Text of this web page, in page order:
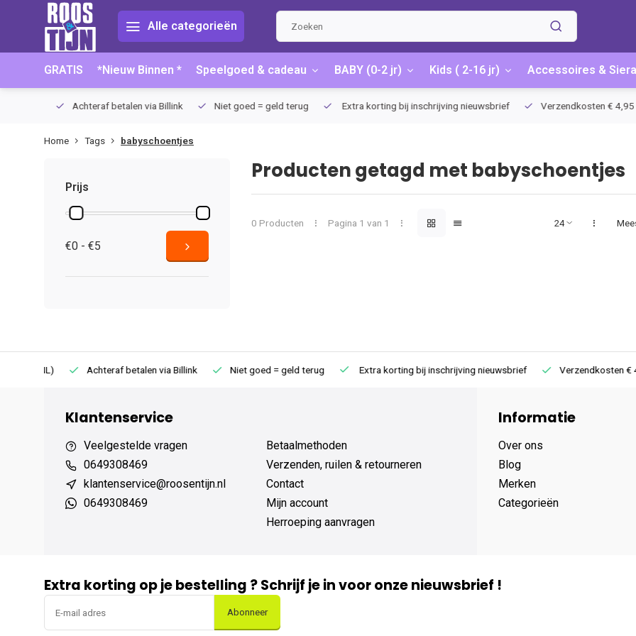
Alle categorieën
GRATIS *Nieuw Binnen * Speelgoed & cadeau BABY (0-2 jr) Kids ( 2-16 jr) Accessoires &
Achteraf betalen via Billink Niet goed = geld terug Extra korting bij inschrijving nieuwsbrief Verzendkosten € 4,95 /
Home Tags babyschoentjes
Prijs
€0 - €5
Producten getagd met babyschoentjes
0 Producten Pagina 1 van 1
Achteraf betalen via Billink Niet goed = geld terug Extra korting bij inschrijving nieuwsbrief Verzendkosten € 4,95
Klantenservice
Veelgestelde vragen
0649308469
klantenservice@roosentijn.nl
0649308469
Betaalmethoden
Verzenden, ruilen & retourneren
Contact
Mijn account
Herroeping aanvragen
Informatie
Over ons
Blog
Merken
Categorieën
Extra korting op je bestelling ? Schrijf je in voor onze nieuwsbrief !
Abonneer